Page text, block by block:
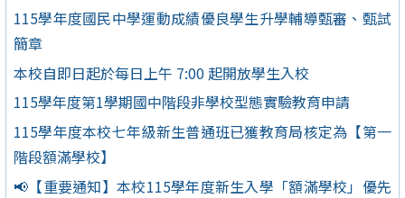
115學年度國民中學運動成績優良學生升學輔導甄審、甄試
簡章
本校自即日起於每日上午 7:00 起開放學生入校
115學年度第1學期國中階段非學校型態實驗教育申請
115學年度本校七年級新生普通班已獲教育局核定為【第一
階段額滿學校】
📢【重要通知】本校115學年度新生入學「額滿學校」優先